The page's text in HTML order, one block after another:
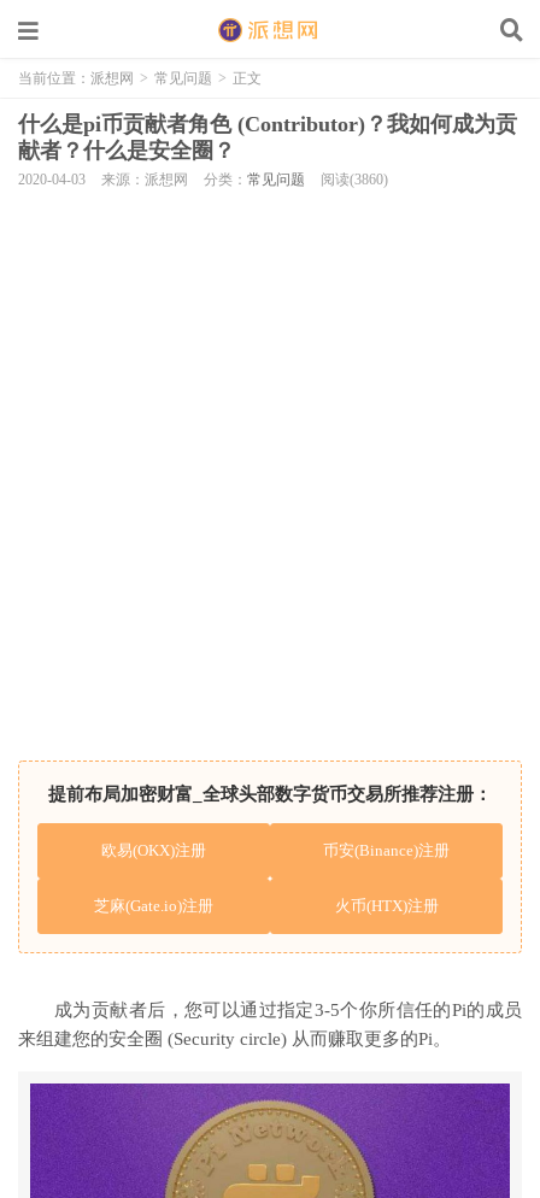
当前位置： 派想网 > 常见问题 > 正文
什么是pi币贡献者角色 (Contributor)？我如何成为贡
献者？什么是安全圈？
2020-04-03 来源：派想网 分类： 常见问题 阅读(3860)
提前布局加密财富_全球头部数字货币交易所推荐注册：
欧易(OKX)注册 币安(Binance)注册
芝麻(Gate.io)注册 火币(HTX)注册
成为贡献者后，您可以通过指定3-5个你所信任的Pi的成员
来组建您的安全圈 (Security circle) 从而赚取更多的Pi。